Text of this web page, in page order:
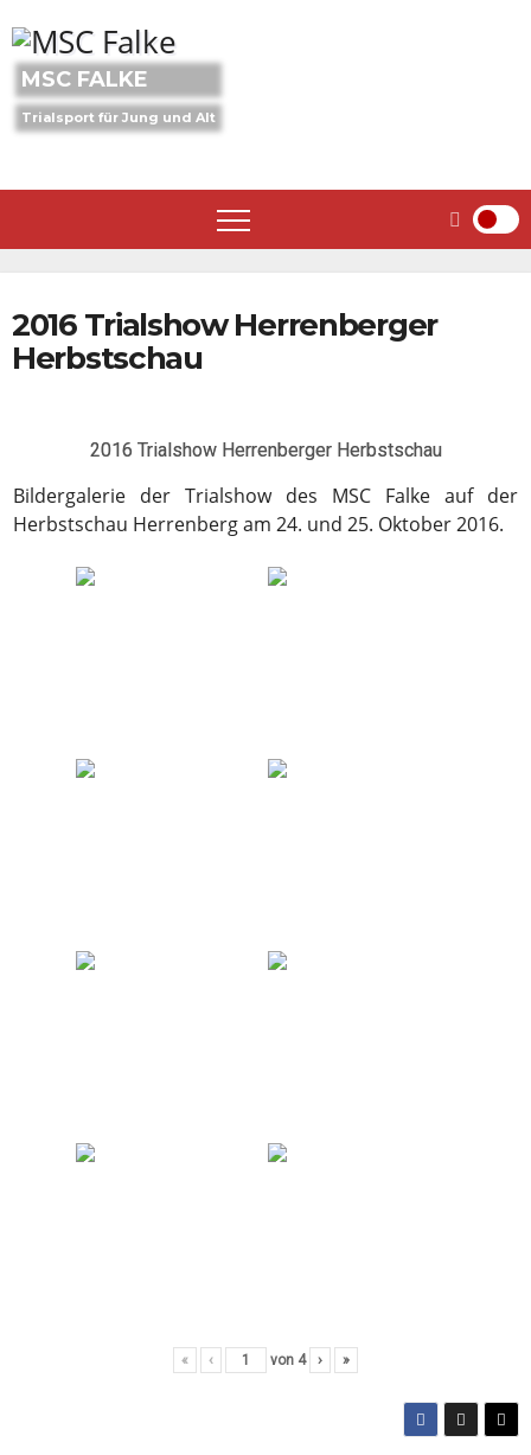
to
content
MSC FALKE
Trialsport für Jung und Alt
2016 Trialshow Herrenberger
Herbstschau
2016 Trialshow Herrenberger Herbstschau
Bildergalerie der Trialshow des MSC Falke auf der
Herbstschau Herrenberg am 24. und 25. Oktober 2016.
« ‹ von 4 › »